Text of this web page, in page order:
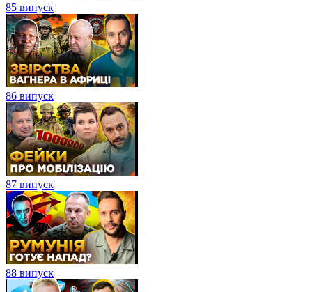
85 випуск
86 випуск
87 випуск
88 випуск